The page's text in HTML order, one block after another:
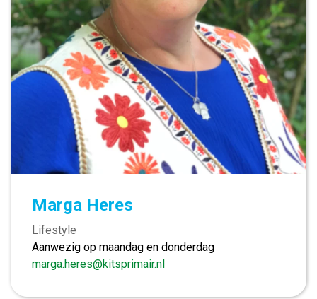
Marga Heres
Lifestyle
Aanwezig op maandag en donderdag
marga.heres@kitsprimair.nl